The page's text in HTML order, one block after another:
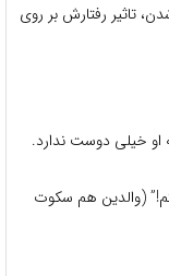
تاثیر رفتارش بر روی
او خیلی دوست ندارد.
(والدین هم سکوت